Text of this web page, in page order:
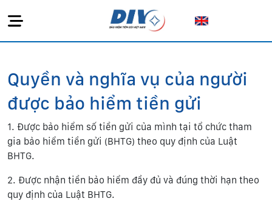
Quyền và nghĩa vụ của người
được bảo hiểm tiền gửi
1. Được bảo hiểm số tiền gửi của mình tại tổ chức tham
gia bảo hiểm tiền gửi (BHTG) theo quy định của Luật
BHTG.
2. Được nhận tiền bảo hiểm đầy đủ và đúng thời hạn theo
quy định của Luật BHTG.